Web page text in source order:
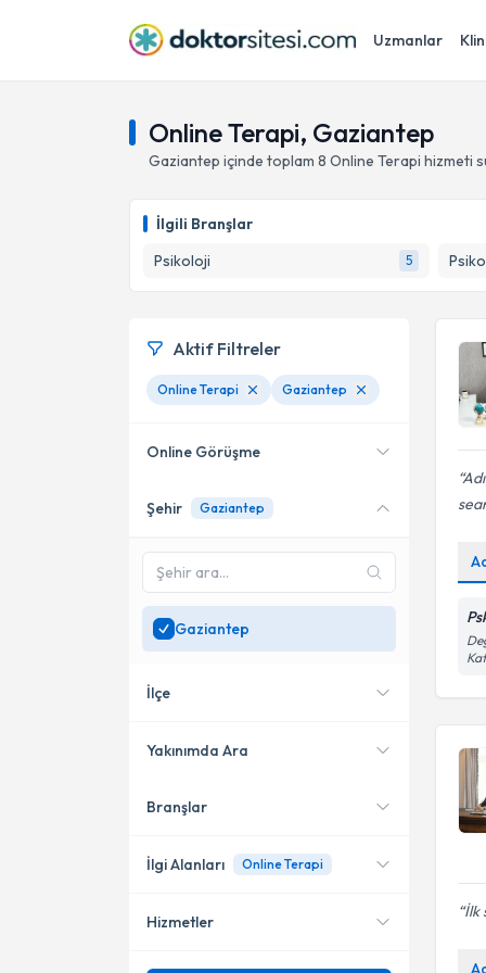
Uzmanlar
Online Terapi, Gaziantep
Gaziantep içinde toplam 8 Online Terapi hizmeti
İlgili Branşlar
Psikoloji
5
İlk
Aktif Filtreler
Online Terapi Gaziantep
Online Görüşme
Online danışmanlık sunan
SadeceGaziantep
bölgesinde uzman ara
Şehir Gaziantep
Gaziantep
İlçe
Şehitkamil
Şahinbey
Yakınımda Ara
Konumuma yakın uzmanları
Branşlar
Psikoloji
İlgi Alanları Online Terapi
Hizmetler